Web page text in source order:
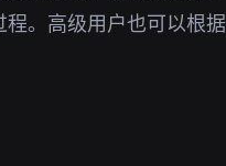
。高级用户也可以根